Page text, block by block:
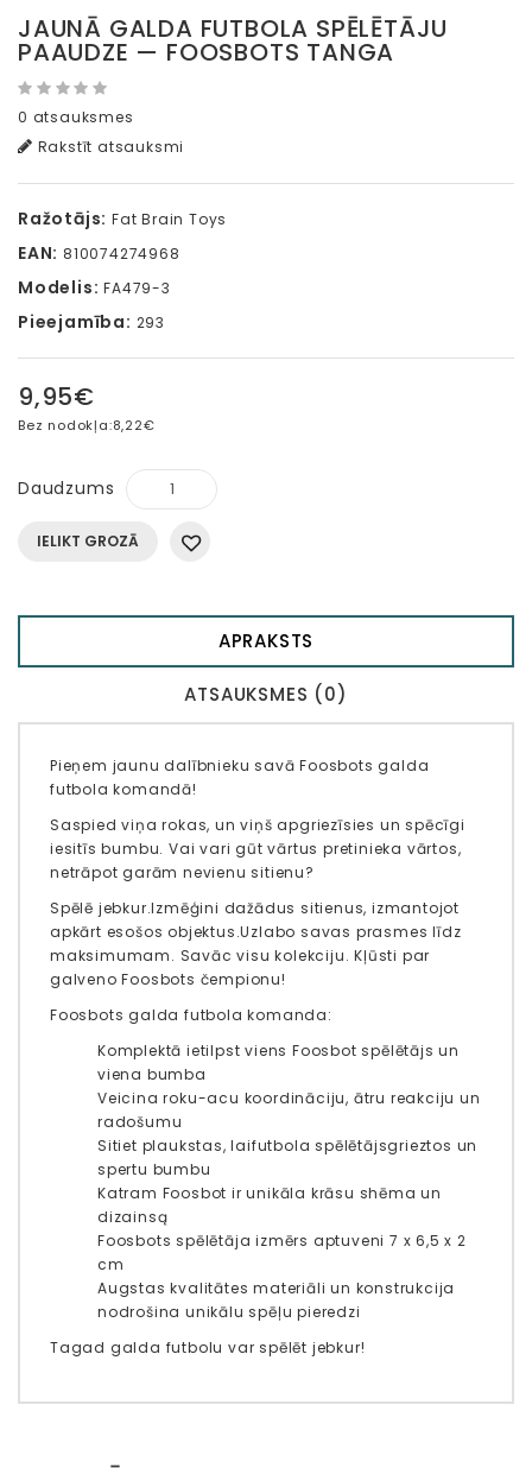
JAUNĀ GALDA FUTBOLA SPĒLĒTĀJU
PAAUDZE — FOOSBOTS TANGA
0 atsauksmes
Rakstīt atsauksmi
Ražotājs: Fat Brain Toys
EAN: 810074274968
Modelis: FA479-3
Pieejamība: 293
9,95€
Bez nodokļa:8,22€
Daudzums
IELIKT GROZĀ
APRAKSTS
ATSAUKSMES (0)
Pieņem jaunu dalībnieku savā Foosbots galda
futbola komandā!
Saspied viņa rokas, un viņš apgriezīsies un spēcīgi
iesitīs bumbu. Vai vari gūt vārtus pretinieka vārtos,
netrāpot garām nevienu sitienu?
Spēlē jebkur.Izmēģini dažādus sitienus, izmantojot
apkārt esošos objektus.Uzlabo savas prasmes līdz
maksimumam. Savāc visu kolekciju. Kļūsti par
galveno Foosbots čempionu!
Foosbots galda futbola komanda:
Komplektā ietilpst viens Foosbot spēlētājs un
viena bumba
Veicina roku-acu koordināciju, ātru reakciju un
radošumu
Sitiet plaukstas, laifutbola spēlētājsgrieztos un
spertu bumbu
Katram Foosbot ir unikāla krāsu shēma un
dizainsą
Foosbots spēlētāja izmērs aptuveni 7 x 6,5 x 2
cm
Augstas kvalitātes materiāli un konstrukcija
nodrošina unikālu spēļu pieredzi
Tagad galda futbolu var spēlēt jebkur!